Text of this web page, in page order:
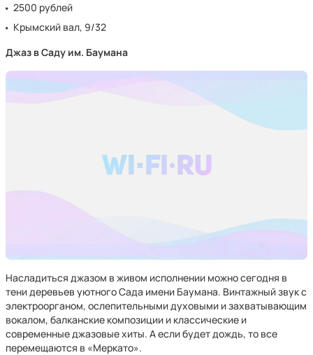
2500 рублей
Крымский вал, 9/32
Джаз в Саду им. Баумана
Насладиться джазом в живом исполнении можно сегодня в
тени деревьев уютного Сада имени Баумана. Винтажный звук с
электроорганом, ослепительными духовыми и захватывающим
вокалом, балканские композиции и классические и
современные джазовые хиты. А если будет дождь, то все
перемещаются в «Меркато».